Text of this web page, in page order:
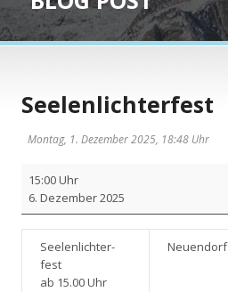
Seelenlichterfest
Montag, 1. Dezember 2025, 18:48 Uhr
len­
lich­
ter­
fest
15:00 Uhr
6. Dezem­ber 2025
See­len­lich­ter­
fest
ab 15.00 Uhr
Neu­en­dorf